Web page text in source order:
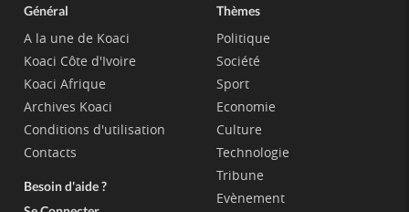
Général
A la une de Koaci
Koaci Côte d'Ivoire
Koaci Afrique
Archives Koaci
Conditions d'utilisation
Contacts
Besoin d'aide ?
Thèmes
Politique
Société
Sport
Economie
Culture
Technologie
Tribune
Evènement